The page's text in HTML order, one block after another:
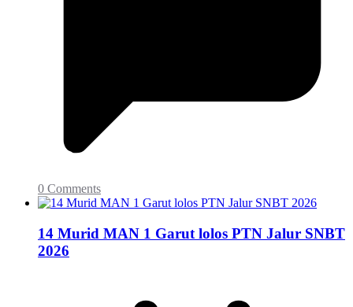
0 Comments
14 Murid MAN 1 Garut lolos PTN Jalur SNBT
2026